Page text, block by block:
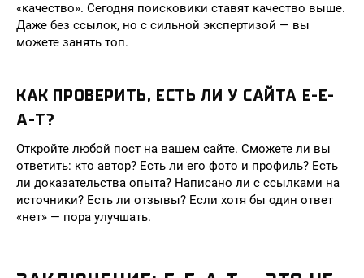
«качество». Сегодня поисковики ставят качество выше.
Даже без ссылок, но с сильной экспертизой — вы
можете занять топ.
КАК ПРОВЕРИТЬ, ЕСТЬ ЛИ У САЙТА E-E-
A-T?
Откройте любой пост на вашем сайте. Сможете ли вы
ответить: кто автор? Есть ли его фото и профиль? Есть
ли доказательства опыта? Написано ли с ссылками на
источники? Есть ли отзывы? Если хотя бы один ответ
«нет» — пора улучшать.